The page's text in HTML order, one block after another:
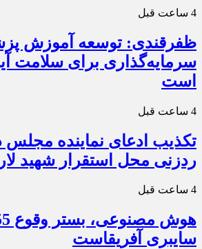
4 ساعت قبل
ظفرقندی: توسعه آموزش
سرمایه‌گذاری برای سلامت
است
4 ساعت قبل
تکذیب ادعای نماینده مجلس
ردزنی محل استقرار شهید
4 ساعت قبل
سایبری آفریقاست